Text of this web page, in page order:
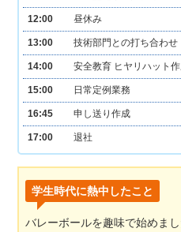
12:00 昼休み
13:00 技術部門との打ち合わせ
14:00 安全教育 ヒヤリハット
15:00 日常定例業務
16:45 申し送り作成
17:00 退社
学生時代に熱中したこと
バレーボールを趣味で始めま